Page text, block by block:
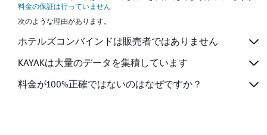
料金の保証は行っていません
次のような理由があります。
ホテルズコンバインドは販売者ではありません
KAYAKは大量のデータを集積しています
料金が100%正確ではないのはなぜですか？